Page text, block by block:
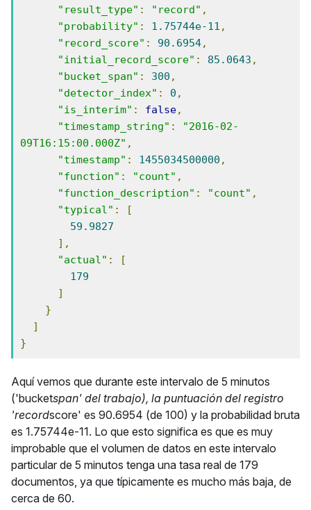
"result_type" : "record" ,
"probability" : 1.75744e-11 ,
"record_score" : 90.6954,
"initial_record_score" : 85.0643 ,
"bucket_span" : 300 ,
"detector_index" : 0 ,
"is_interim" : false,
"timestamp_string" :
"2016-02-
09T16:15:00.000Z" ,
"timestamp" : 1455034500000 ,
"function" : "count" ,
"function_description" : "count" ,
"typical" :
[
59.9827
],
"actual" :
[
179
]
}
]
}
Aquí vemos que durante este intervalo de 5 minutos
('bucketspan' del trabajo), la puntuación del registro
'recordscore' es 90.6954 (de 100) y la probabilidad bruta
es 1.75744e-11. Lo que esto significa es que es muy
improbable que el volumen de datos en este intervalo
particular de 5 minutos tenga una tasa real de 179
documentos, ya que típicamente es mucho más baja, de
cerca de 60.